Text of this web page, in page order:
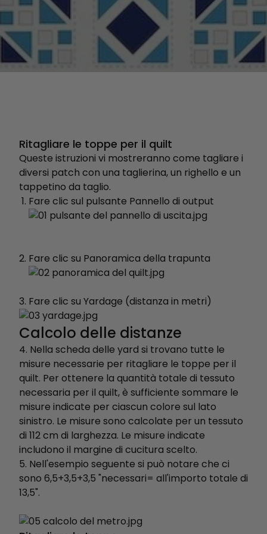
Ritagliare le toppe per il quilt
Queste istruzioni vi mostreranno come tagliare i
diversi patch con una taglierina, un righello e un
tappetino da taglio.
Fare clic sul pulsante Pannello di output
Fare clic su Panoramica della trapunta
Fare clic su Yardage (distanza in metri)
Calcolo delle distanze
4. Nella scheda delle yard si trovano tutte le
misure necessarie per ritagliare le toppe per il
quilt. Per ottenere la quantità totale di tessuto
necessaria per il quilt, è sufficiente sommare le
misure indicate per ciascun colore sul lato
sinistro. Le misure sono calcolate per un tessuto
di 112 cm di larghezza. Le misure indicate
includono il margine di cucitura scelto.
5. Nell'esempio seguente si può notare che ci
sono 6,5+3,5+3,5 "necessari= all'importo totale di
13,5".